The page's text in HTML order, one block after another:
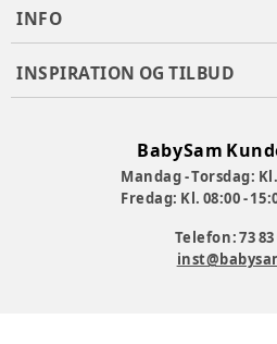
INFO
INSPIRATION OG TILBUD
BabySam
Mandag - Torsdag: Kl.
Fredag: Kl. 08:00 -
Telefon: 73 83